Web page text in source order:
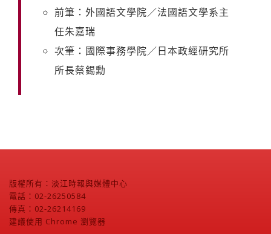
前筆：外國語文學院／法國語文學系主
任朱嘉瑞
次筆：國際事務學院／日本政經研究所
所長蔡錫勳
版權所有：淡江時報與媒體中心
電話：02-26250584
傳真：02-26214169
建議使用 Chrome 瀏覽器